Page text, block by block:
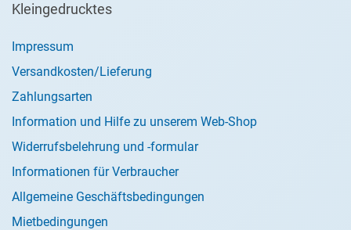
Kleingedrucktes
Impressum
Versandkosten/Lieferung
Zahlungsarten
Information und Hilfe zu unserem Web-Shop
Widerrufsbelehrung und -formular
Informationen für Verbraucher
Allgemeine Geschäftsbedingungen
Mietbedingungen